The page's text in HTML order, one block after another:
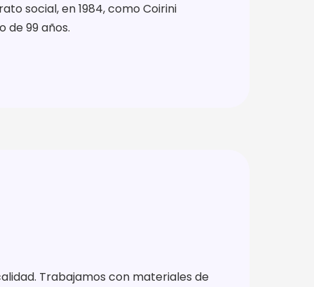
social, en 1984, como Coirini
de 99 años.
Trabajamos con materiales de